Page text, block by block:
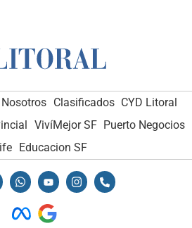
Clasificados CYD Litoral
VivíMejor SF Puerto Negocios
Educacion SF